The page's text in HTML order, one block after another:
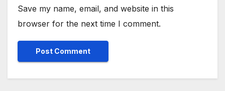
Save my name, email, and website in this
browser for the next time I comment.